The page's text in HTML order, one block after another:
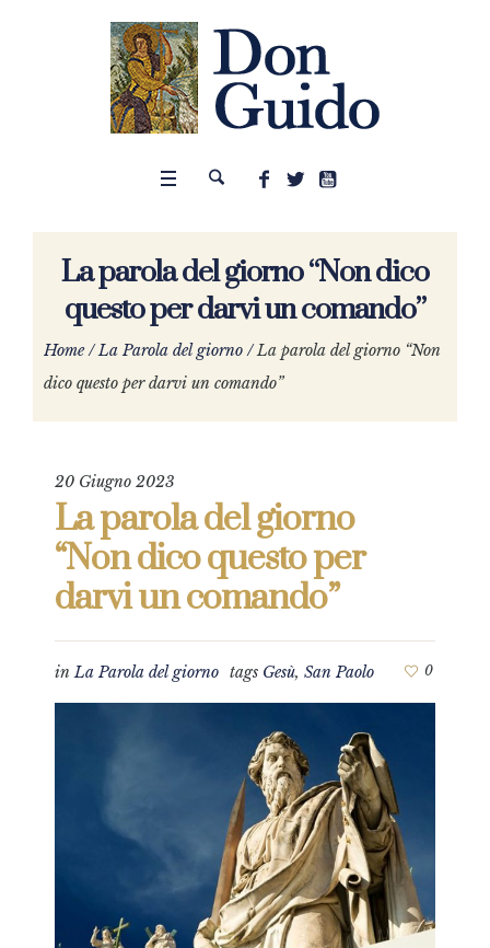
La parola del giorno “Non dico
questo per darvi un comando”
Home /La Parola del giorno /La parola del giorno “Non
dico questo per darvi un comando”
20 Giugno 2023
La parola del giorno
“Non dico questo per
darvi un comando”
inLa Parola del giorno tags Gesù, San Paolo 0